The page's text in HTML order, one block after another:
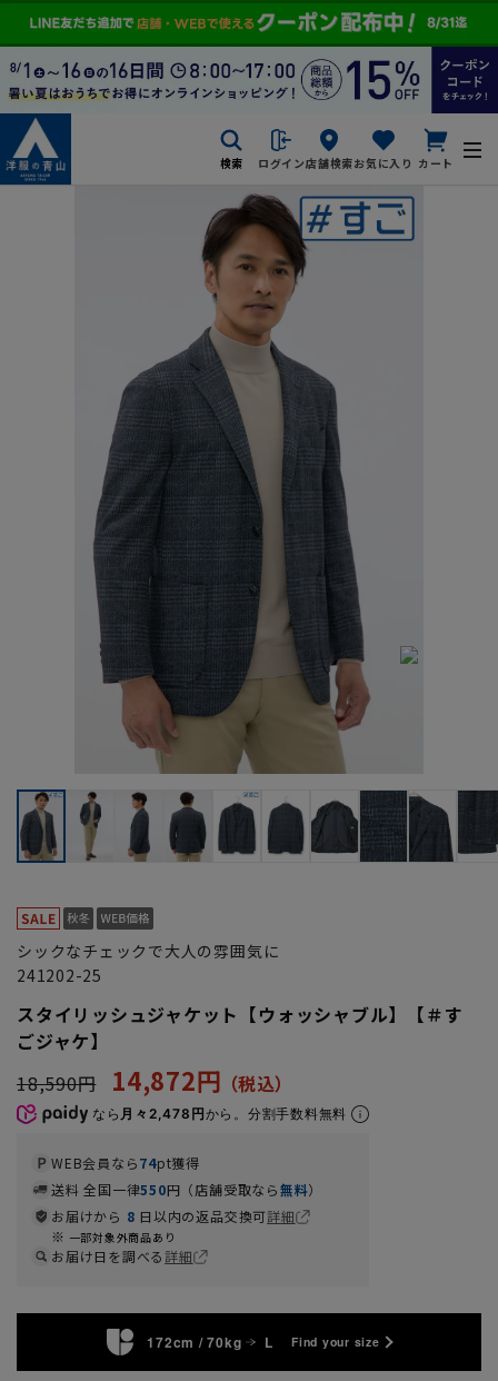
検索 ログイン店舗検索お気に入り カート
シックなチェックで大人の雰囲気に
241202-25
スタイリッシュジャケット【ウォッシャブル】【＃す
ごジャケ】
18,590円
14,872円
なら 月々2,478円から。分割手数料無料
WEB会員なら74pt獲得
送料 全国一律550円（店舗受取なら無料）
お届けから 8 日以内の返品交換可詳細
一部対象外商品あり
お届け日を調べる詳細
172cm / 70kg L Find your size